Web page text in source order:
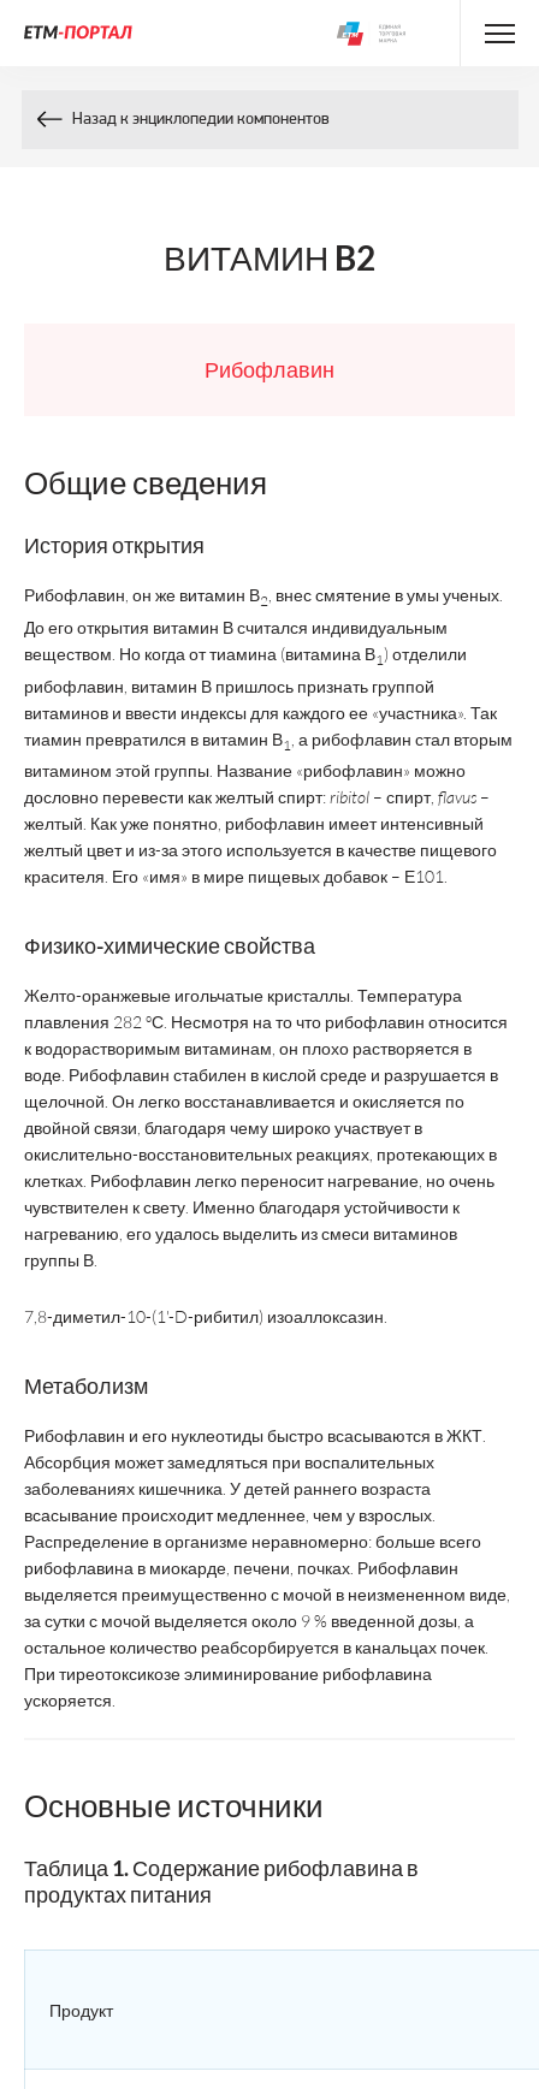
Назад к энциклопедии компонентов
ВИТАМИН B2
Рибофлавин
Общие сведения
История открытия
Рибофлавин, он же витамин В2 , внес смятение в умы ученых.
До его открытия витамин В считался индивидуальным
веществом. Но когда от тиамина (витамина В1) отделили
рибофлавин, витамин В пришлось признать группой
витаминов и ввести индексы для каждого ее «участника». Так
тиамин превратился в витамин В1 , а рибофлавин стал вторым
витамином этой группы. Название «рибофлавин» можно
дословно перевести как желтый спирт:ribitol – спирт, flavus –
желтый. Как уже понятно, рибофлавин имеет интенсивный
желтый цвет и из-за этого используется в качестве пищевого
красителя. Его «имя» в мире пищевых добавок – Е101.
Физико-химические свойства
Желто-оранжевые игольчатые кристаллы. Температура
плавления 282 ºС. Несмотря на то что рибофлавин относится
к водорастворимым витаминам, он плохо растворяется в
воде. Рибофлавин стабилен в кислой среде и разрушается в
щелочной. Он легко восстанавливается и окисляется по
двойной связи, благодаря чему широко участвует в
окислительно-восстановительных реакциях, протекающих в
клетках. Рибофлавин легко переносит нагревание, но очень
чувствителен к свету. Именно благодаря устойчивости к
нагреванию, его удалось выделить из смеси витаминов
группы В.
7,8-диметил-10-(1'-D-рибитил) изоаллоксазин.
Метаболизм
Рибофлавин и его нуклеотиды быстро всасываются в ЖКТ.
Абсорбция может замедляться при воспалительных
заболеваниях кишечника. У детей раннего возраста
всасывание происходит медленнее, чем у взрослых.
Распределение в организме неравномерно: больше всего
рибофлавина в миокарде, печени, почках. Рибофлавин
выделяется преимущественно с мочой в неизмененном виде,
за сутки с мочой выделяется около 9 % введенной дозы, а
остальное количество реабсорбируется в канальцах почек.
При тиреотоксикозе элиминирование рибофлавина
ускоряется.
Основные источники
Таблица 1. Содержание рибофлавина в
продуктах питания
Продукт